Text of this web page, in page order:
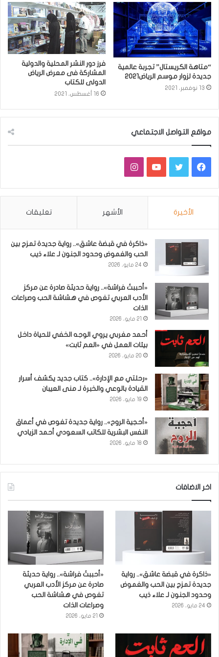
“متاهة الكريستال” تجربة عالمية
جديدة لزوار موسم الرياض2021
13 نوفمبر، 2021
فرز دور النشر المحلية والدولية
المشاركة فى معرض الرياض
الدولى للكتاب
16 أغسطس، 2021
مواقع التواصل الاجتماعي
فيسبوكتويتر يوتيوبانستقرام
الأخيرة الأشهر تعليقات
«ذاكرة في قبضة عاشق».. رواية جديدة تمزج بين
الحب والغموض وحدود الجنون لـ علاء ذيب
24 مايو، 2026
«أحببتُ فراشة».. رواية حديثة صادرة عن مركز
الأدب العربي تغوص في هشاشة الحب وصراعات
الذات
21 مايو، 2026
أحمد مغربي يروي الوجه الخفي للحياة داخل
بيئات العمل في «العم ثابت»
20 مايو، 2026
«رحلتي مع الإدارة».. كتاب جديد يكشف أسرار
القيادة بالوعي والخبرة لـ منى العيبان
19 مايو، 2026
«أحجية الروح».. رواية جديدة تغوص في أعماق
النفس البشرية للكاتب السعودي أحمد الزيادي
18 مايو، 2026
اخر الاضافات
«ذاكرة في قبضة عاشق».. رواية
جديدة تمزج بين الحب والغموض
وحدود الجنون لـ علاء ذيب
24 مايو، 2026
«أحببتُ فراشة».. رواية حديثة
صادرة عن مركز الأدب العربي
تغوص في هشاشة الحب
وصراعات الذات
21 مايو، 2026